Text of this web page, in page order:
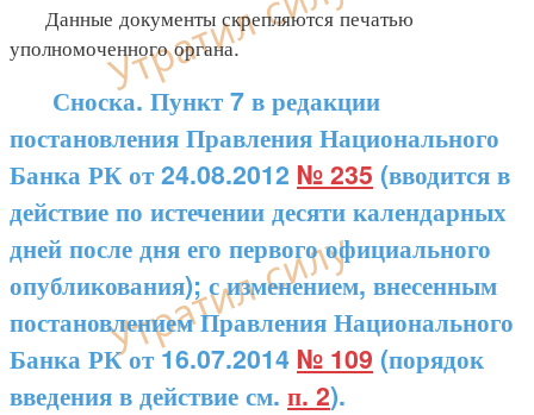
Данные документы скрепляются печатью
уполномоченного органа.
Сноска. Пункт 7 в редакции
постановления Правления Национального
Банка РК от 24.08.2012 № 235 (вводится в
действие по истечении десяти календарных
дней после дня его первого официального
опубликования); с изменением, внесенным
постановлением Правления Национального
Банка РК от 16.07.2014 № 109 (порядок
введения в действие см. п. 2).